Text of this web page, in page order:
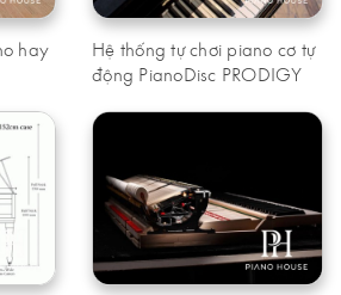
hay
Hệ thống tự chơi piano cơ tự
động PianoDisc PRODIGY